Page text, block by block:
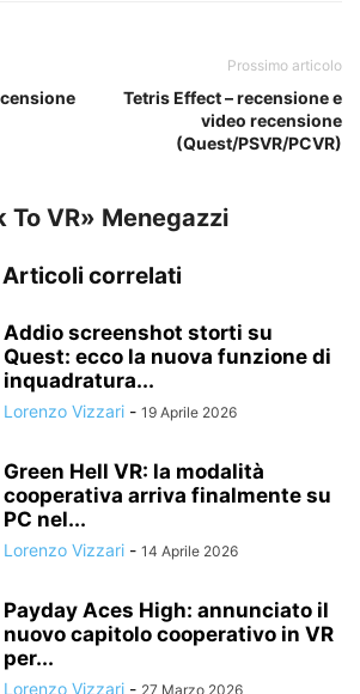
Prossimo articolo
Tetris Effect – recensione e
video recensione
(Quest/PSVR/PCVR)
To VR» Menegazzi
Articoli correlati
Addio screenshot storti su
Quest: ecco la nuova funzione di
inquadratura...
Lorenzo Vizzari - 19 Aprile 2026
Green Hell VR: la modalità
cooperativa arriva finalmente su
PC nel...
Lorenzo Vizzari - 14 Aprile 2026
Payday Aces High: annunciato il
nuovo capitolo cooperativo in VR
per...
Lorenzo Vizzari - 27 Marzo 2026